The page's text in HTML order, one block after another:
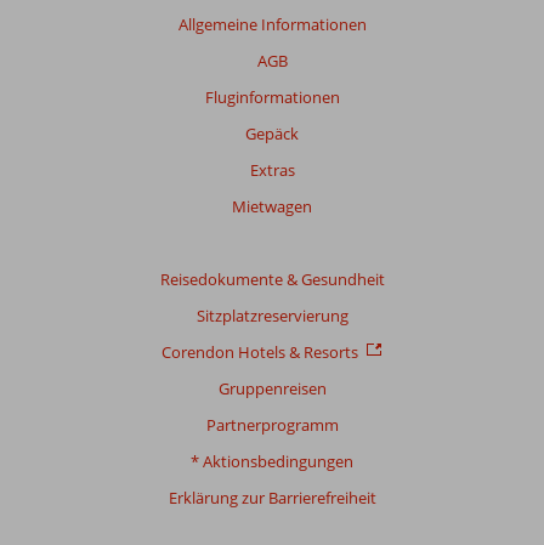
Allgemeine Informationen
AGB
Fluginformationen
Gepäck
Extras
Mietwagen
Reisedokumente & Gesundheit
Sitzplatzreservierung
Corendon Hotels & Resorts
Gruppenreisen
Partnerprogramm
* Aktionsbedingungen
Erklärung zur Barrierefreiheit